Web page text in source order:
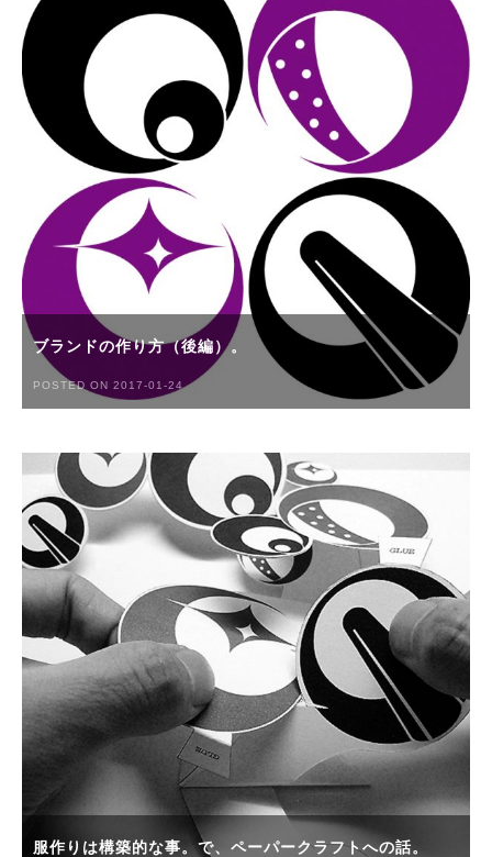
ブランドの作り方（後編）。
POSTED ON 2017-01-24
服作りは構築的な事。で、ペーパークラフトへの話。